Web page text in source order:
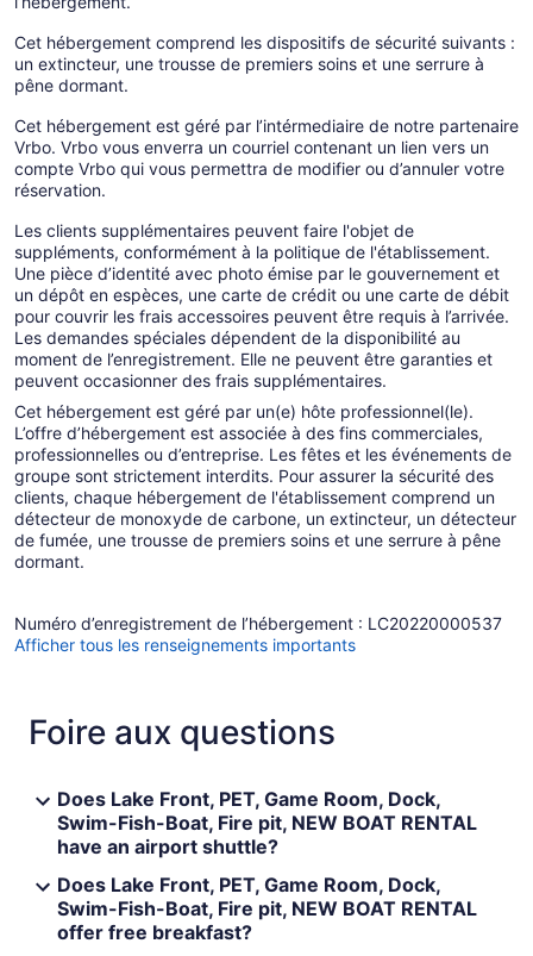
Cet hébergement comprend les dispositifs de sécurité suivants :
un extincteur, une trousse de premiers soins et une serrure à
pêne dormant.
Cet hébergement est géré par l’intérmediaire de notre partenaire
Vrbo. Vrbo vous enverra un courriel contenant un lien vers un
compte Vrbo qui vous permettra de modifier ou d’annuler votre
réservation.
Les clients supplémentaires peuvent faire l'objet de
suppléments, conformément à la politique de l'établissement.
Une pièce d’identité avec photo émise par le gouvernement et
un dépôt en espèces, une carte de crédit ou une carte de débit
pour couvrir les frais accessoires peuvent être requis à l’arrivée.
Les demandes spéciales dépendent de la disponibilité au
moment de l’enregistrement. Elle ne peuvent être garanties et
peuvent occasionner des frais supplémentaires.
Cet hébergement est géré par un(e) hôte professionnel(le).
L’offre d’hébergement est associée à des fins commerciales,
professionnelles ou d’entreprise. Les fêtes et les événements de
groupe sont strictement interdits. Pour assurer la sécurité des
clients, chaque hébergement de l'établissement comprend un
détecteur de monoxyde de carbone, un extincteur, un détecteur
de fumée, une trousse de premiers soins et une serrure à pêne
dormant.
Numéro d’enregistrement de l’hébergement : LC20220000537
Afficher tous les renseignements importants
Foire aux questions
Does Lake Front, PET, Game Room, Dock,
Swim-Fish-Boat, Fire pit, NEW BOAT RENTAL
have an airport shuttle?
Does Lake Front, PET, Game Room, Dock,
Swim-Fish-Boat, Fire pit, NEW BOAT RENTAL
offer free breakfast?